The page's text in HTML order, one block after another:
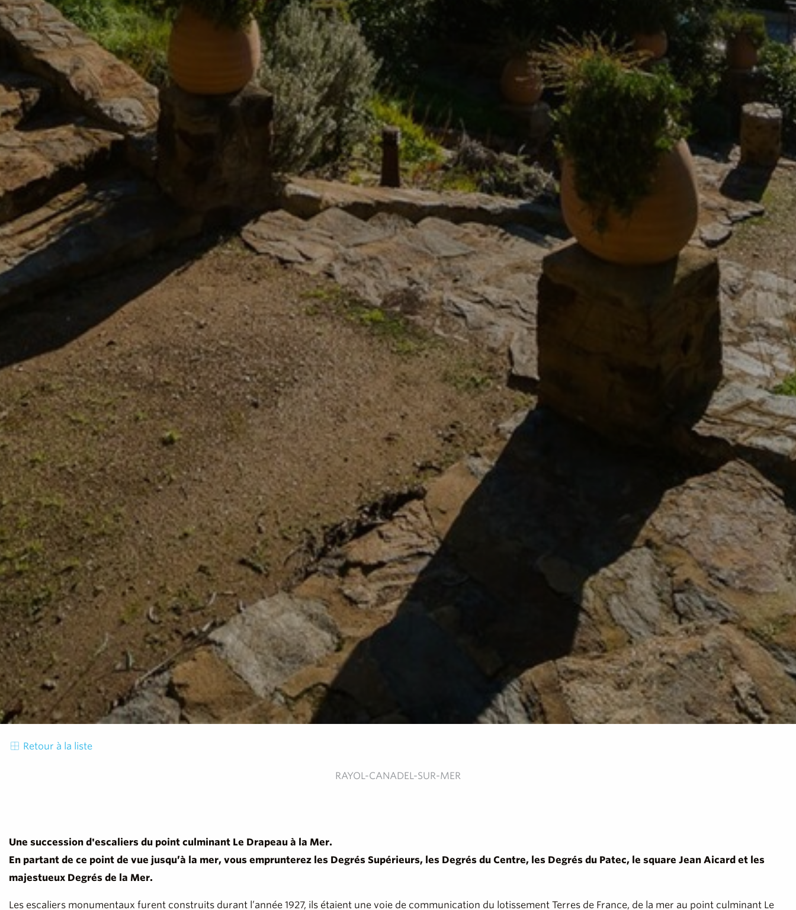
Retour à la liste
RAYOL-CANADEL-SUR-MER
Une succession d'escaliers du point culminant Le Drapeau à la Mer.
En partant de ce point de vue jusqu’à la mer, vous emprunterez les Degrés Supérieurs, les Degrés du Centre, les Degrés du Patec, le square Jean Aicard et les
majestueux Degrés de la Mer.
Les escaliers monumentaux furent construits durant l’année 1927, ils étaient une voie de communication du lotissement Terres de France, de la mer au point culminant Le